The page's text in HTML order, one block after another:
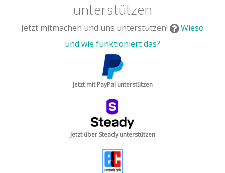
unterstützen
Jetzt mitmachen und uns unterstützen!
Wieso
und wie funktioniert das?
Jetzt mit PayPal unterstützen
Jetzt über Steady unterstützen